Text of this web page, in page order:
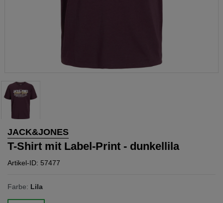
JACK&JONES
T-Shirt mit Label-Print - dunkellila
Artikel-ID: 57477
Farbe: Lila